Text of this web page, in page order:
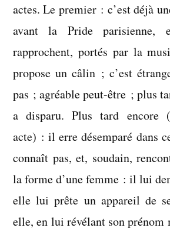
actes. Le premier : c’est déjà
avant la Pride parisienne,
rapprochent, portés par la
propose un câlin ; c’est
pas ; agréable peut-être ; plus
a disparu. Plus tard encore
acte) : il erre désemparé dans
connaît pas, et, soudain,
la forme d’une femme : il lui
elle lui prête un appareil de
elle, en lui révélant son prénom